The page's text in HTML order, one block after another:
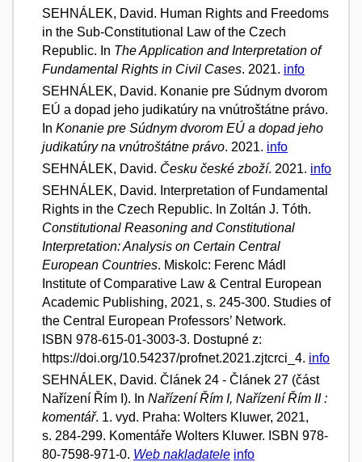
SEHNÁLEK, David. Human Rights and Freedoms
in the Sub-Constitutional Law of the Czech
Republic. In The Application and Interpretation of
Fundamental Rights in Civil Cases. 2021. info
SEHNÁLEK, David. Konanie pre Súdnym dvorom
EÚ a dopad jeho judikatúry na vnútroštátne právo.
In Konanie pre Súdnym dvorom EÚ a dopad jeho
judikatúry na vnútroštátne právo. 2021. info
SEHNÁLEK, David. Česku české zboží. 2021. info
SEHNÁLEK, David. Interpretation of Fundamental
Rights in the Czech Republic. In Zoltán J. Tóth.
Constitutional Reasoning and Constitutional
Interpretation: Analysis on Certain Central
European Countries. Miskolc: Ferenc Mádl
Institute of Comparative Law & Central European
Academic Publishing, 2021, s. 245-300. Studies of
the Central European Professors’ Network.
ISBN 978-615-01-3003-3. Dostupné z:
https://doi.org/10.54237/profnet.2021.zjtcrci_4. info
SEHNÁLEK, David. Článek 24 - Článek 27 (část
Nařízení Řím I). In Nařízení Řím I, Nařízení Řím II :
komentář. 1. vyd. Praha: Wolters Kluwer, 2021,
s. 284-299. Komentáře Wolters Kluwer. ISBN 978-
80-7598-971-0. Web nakladatele info